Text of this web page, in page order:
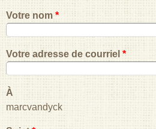
Votre nom *
Votre adresse de courriel *
À
marcvandyck